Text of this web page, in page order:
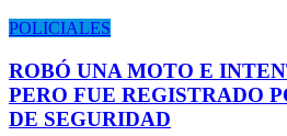
POLICIALES
ROBÓ UNA MOTO E
PERO FUE REGISTRADO
DE SEGURIDAD